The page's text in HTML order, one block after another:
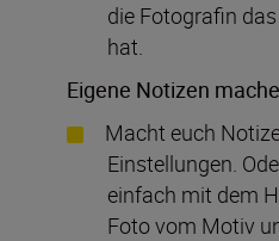
die Fotografin
hat.
Eigene Notizen
Macht euch
Einstellungen.
einfach mit dem
Foto vom Motiv